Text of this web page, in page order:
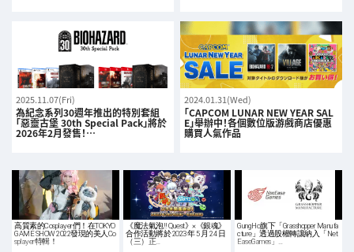
2025.11.07(Fri)
為紀念系列30週年推出的特別套組
「惡靈古堡 30th Special Pack」將於
2026年2月發售！…
2024.01.31(Wed)
「CAPCOM LUNAR NEW YEAR SAL
E」舉辦中！各個數位版游戲商店優惠
購買人氣作品
高質素的Cosplayer們！在TOKYO
GAME SHOW 2022發現的美人Co
splayer特輯！
《魔法氣泡!! Quest》×《銀魂》
合作活動將於 2023 年 5 月 24 日
（三）正…
GungHo旗下「Grasshopper Manufa
cture」透過股權轉讓納入「Net
EaseGames」…